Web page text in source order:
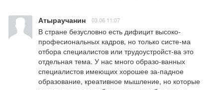
Атыраучанин 03.06 11:07
В стране безусловно есть дифицит высоко-
професиональных кадров, но только систе-ма
отбора специалистов или трудоустройст-ва это
отдельная тема. У нас много образо-ванных
специалистов имеющих хорошее за-падное
образование, креативное мышление, но которые